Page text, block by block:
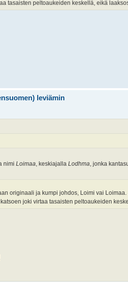
tasaisten peltoaukeiden keskellä, eikä
leviämin
nimi Loimaa, keskiajalla Lodhma, jonka
originaali ja kumpi johdos, Loimi vai
joki virtaa tasaisten peltoaukeiden